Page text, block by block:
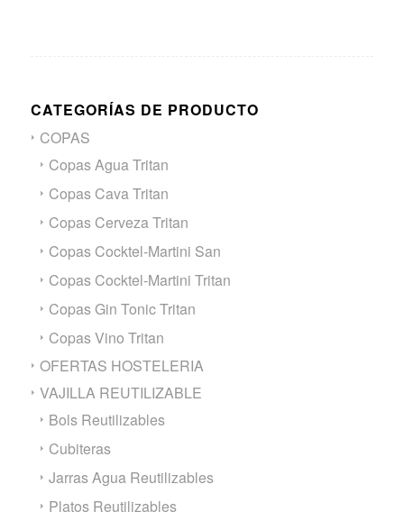
CATEGORÍAS DE PRODUCTO
COPAS
Copas Agua Tritan
Copas Cava Tritan
Copas Cerveza Tritan
Copas Cocktel-Martini San
Copas Cocktel-Martini Tritan
Copas Gin Tonic Tritan
Copas Vino Tritan
OFERTAS HOSTELERIA
VAJILLA REUTILIZABLE
Bols Reutilizables
Cubiteras
Jarras Agua Reutilizables
Platos Reutilizables